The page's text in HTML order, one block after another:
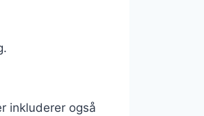
inkluderer også